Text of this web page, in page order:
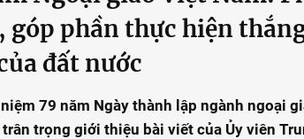
góp phần thực hiện
đất nước
79 năm Ngày thành lập ngành ngoại
trọng giới thiệu bài viết của Ủy viên